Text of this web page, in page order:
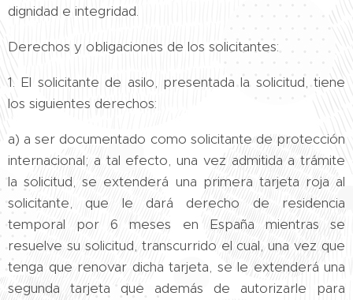
dignidad e integridad.
Derechos y obligaciones de los solicitantes:
1. El solicitante de asilo, presentada la solicitud, tiene
los siguientes derechos:
a) a ser documentado como solicitante de protección
internacional; a tal efecto, una vez admitida a trámite
la solicitud, se extenderá una primera tarjeta roja al
solicitante, que le dará derecho de residencia
temporal por 6 meses en España mientras se
resuelve su solicitud, transcurrido el cual, una vez que
tenga que renovar dicha tarjeta, se le extenderá una
segunda tarjeta que además de autorizarle para